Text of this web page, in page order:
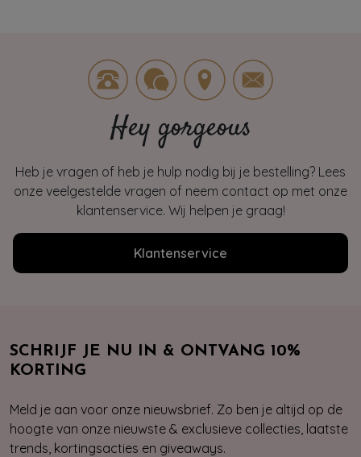
Hey gorgeous
Heb je vragen of heb je hulp nodig bij je bestelling? Lees
onze veelgestelde vragen of neem contact op met onze
klantenservice. Wij helpen je graag!
Klantenservice
SCHRIJF JE NU IN & ONTVANG 10%
KORTING
Meld je aan voor onze nieuwsbrief. Zo ben je altijd op de
hoogte van onze nieuwste & exclusieve collecties, laatste
trends, kortingsacties en giveaways.